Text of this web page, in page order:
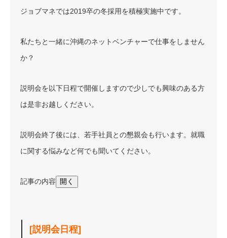
ジョブマネでは2019卒の冬採用を積極実施中です。
私たちと一緒に沖縄のネットベンチャーで仕事をしません
か？
説明会を以下日程で開催しますので少しでも興味のある方
は是非お越しください。
説明会終了後には、若手社員との懇親会も行います。就職
に関する悩みなど何でも聞いてください。
記事の内容 開く
[説明会日程]